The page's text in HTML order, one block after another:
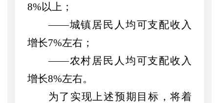
8%以上；
——城镇居民人均可支配收入
增长7%左右 ；
——农村居民人均可支配收入
增长8%左右。
为了实现上述预期目标，将着